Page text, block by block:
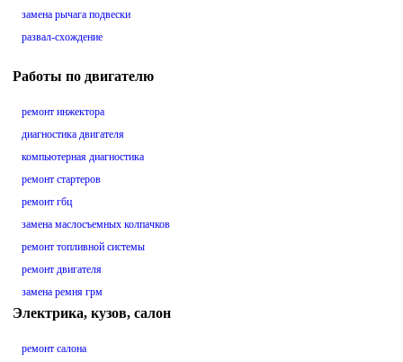
замена рычага подвески
развал-схождение
Работы по двигателю
ремонт инжектора
диагностика двигателя
компьютерная диагностика
ремонт стартеров
ремонт гбц
замена маслосъемных колпачков
ремонт топливной системы
ремонт двигателя
замена ремня грм
Электрика, кузов, салон
ремонт салона